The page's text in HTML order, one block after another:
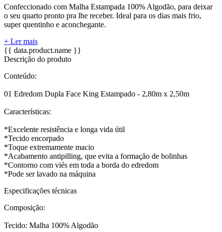
Confeccionado com Malha Estampada 100% Algodão, para deixar
o seu quarto pronto pra lhe receber. Ideal para os dias mais frio,
super quentinho e aconchegante.
+ Ler mais
{{ data.product.name }}
Descrição do produto
Conteúdo:
01 Edredom Dupla Face King Estampado - 2,80m x 2,50m
Características:
*Excelente resistência e longa vida útil
*Tecido encorpado
*Toque extremamente macio
*Acabamento antipilling, que evita a formação de bolinhas
*Contorno com viés em toda a borda do edredom
*Pode ser lavado na máquina
Especificações técnicas
Composição:
Tecido: Malha 100% Algodão